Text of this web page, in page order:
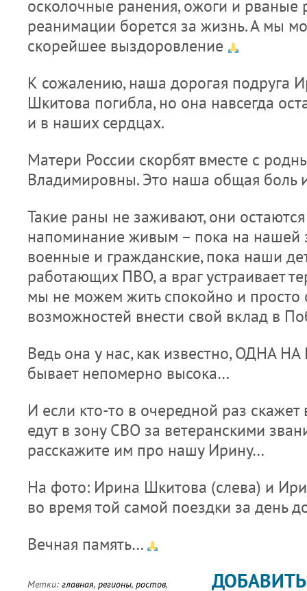
осколочные ранения, ожоги и рваные
реанимации борется за жизнь. А мы
скорейшее выздоровление
К сожалению, наша дорогая подруга
Шкитова погибла, но она навсегда
и в наших сердцах.
Матери России скорбят вместе с
Владимировны. Это наша общая боль
Такие раны не заживают, они остаются
напоминание живым – пока на нашей
военные и гражданские, пока наши
работающих ПВО, а враг устраивает
мы не можем жить спокойно и просто
возможностей внести свой вклад в
Ведь она у нас, как известно, ОДНА
бывает непомерно высока…
И если кто-то в очередной раз
едут в зону СВО за ветеранскими
расскажите им про нашу Ирину…
На фото: Ирина Шкитова (слева) и
во время той самой поездки за день
Вечная память…
Метки: главная, регионы, ростов, ДОБАВИТЬ